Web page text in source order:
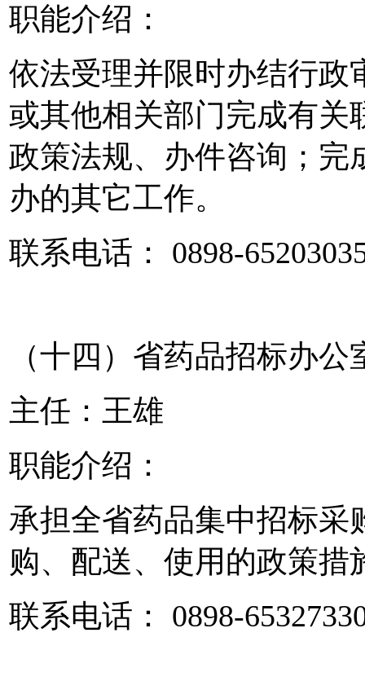
职能介绍：
依法受理并限时办结行政
或其他相关部门完成有关
政策法规、办件咨询；完
办的其它工作。
联系电话： 0898-
（十四）省药品招标办公
主任：王雄
职能介绍：
承担全省药品集中招标采
购、配送、使用的政策措
联系电话： 0898-